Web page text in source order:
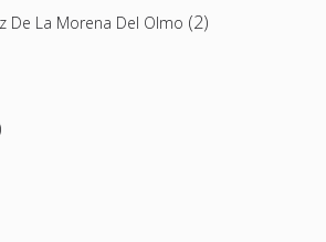
De La Morena Del Olmo (2)